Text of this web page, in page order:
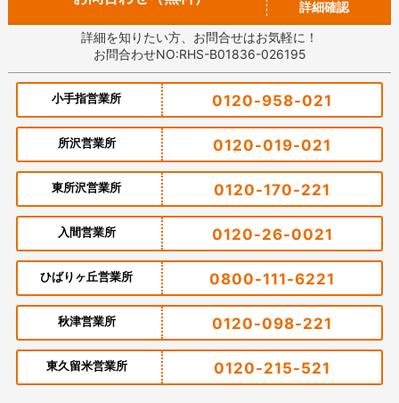
詳細確認
詳細を知りたい方、お問合せはお気軽に！
お問合わせNO:RHS-B01836-026195
小手指営業所 0120-958-021
所沢営業所 0120-019-021
東所沢営業所 0120-170-221
入間営業所 0120-26-0021
ひばりヶ丘営業所 0800-111-6221
秋津営業所 0120-098-221
東久留米営業所 0120-215-521